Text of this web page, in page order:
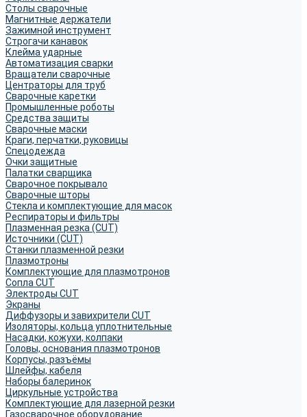
Столы сварочные
Магнитные держатели
Зажимной инструмент
Строгачи канавок
Клейма ударные
Автоматизация сварки
Вращатели сварочные
Центраторы для труб
Сварочные каретки
Промышленные роботы
Средства защиты
Сварочные маски
Краги, перчатки, руковицы
Спецодежда
Очки защитные
Палатки сварщика
Сварочное покрывало
Сварочные шторы
Стекла и комплектующие для масок
Респираторы и фильтры
Плазменная резка (CUT)
Источники (CUT)
Станки плазменной резки
Плазмотроны
Комплектующие для плазмотронов
Сопла CUT
Электроды CUT
Экраны
Диффузоры и завихрители CUT
Изоляторы, кольца уплотнительные
Насадки, кожухи, колпаки
Головы, основания плазмотронов
Корпусы, разъёмы
Шлейфы, кабеля
Наборы балеринок
Циркульные устройства
Комплектующие для лазерной резки
Газосварочное оборудование